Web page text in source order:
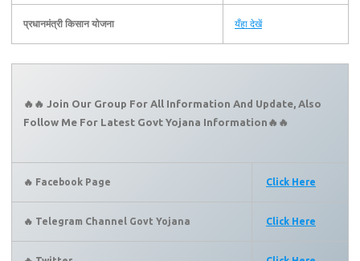
प्रधानमंत्री किसान योजना यँहा देखें
🔥🔥 Join Our Group For All Information And Update, Also
Follow Me For Latest Govt Yojana Information🔥🔥
🔥 Facebook Page Click Here
🔥 Telegram Channel Govt Yojana Click Here